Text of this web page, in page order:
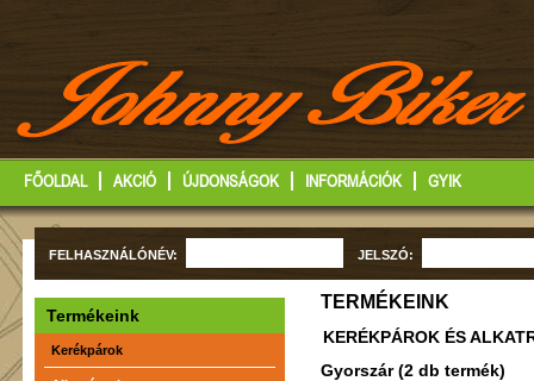
FŐOLDAL AKCIÓ ÚJDONSÁGOK INFORMÁCIÓK GYIK
FELHASZNÁLÓNÉV: JELSZÓ:
TERMÉKEINK
KERÉKPÁROK ÉS
Gyorszár (2 db termék)
Termékeink
Kerékpárok